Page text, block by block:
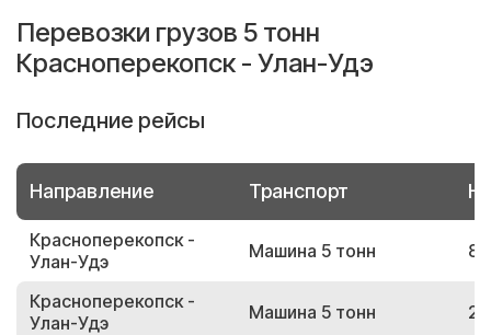
Перевозки грузов 5 тонн
Красноперекопск - Улан-Удэ
Последние рейсы
Направление Транспорт
Красноперекопск -
Улан-Удэ
Машина 5 тонн
Красноперекопск -
Улан-Удэ
Машина 5 тонн